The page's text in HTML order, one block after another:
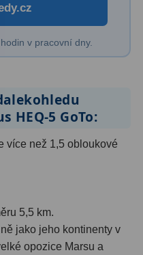
v pracovní dny.
HEQ-5 GoTo:
více než 1,5 obloukové
5,5 km.
jako jeho kontinenty v
opozice Marsu a